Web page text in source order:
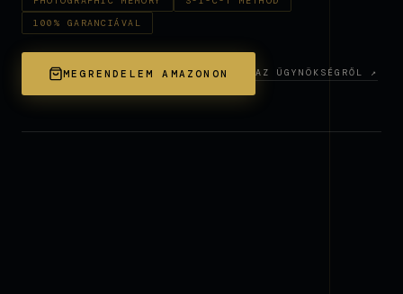
100% GARANCIÁVAL
MEGRENDELEM AMAZONON AZ ÜGYNÖKSÉGRŐL ↗